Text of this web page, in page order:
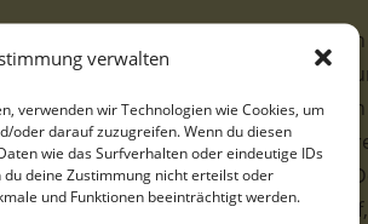
verwalten
verwenden wir Technologien wie Cookies, um
oder darauf zuzugreifen. Wenn du diesen
wie das Surfverhalten oder eindeutige IDs
deine Zustimmung nicht erteilst oder
und Funktionen beeinträchtigt werden.
Sieben auf einen Streich – das hat
und seine sechs Geschwisterchen
waren sie den Gefahren, die das
ausgeliefert. Zum Glück fand man sie
unserer privaten Pflegestellen unter.
versorgt und warten sehnlichst